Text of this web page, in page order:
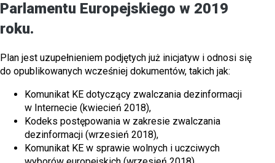
Parlamentu Europejskiego w 2019
roku.
Plan jest uzupełnieniem podjętych już inicjatyw i odnosi się
do opublikowanych wcześniej dokumentów, takich jak:
Komunikat KE dotyczący zwalczania dezinformacji
w Internecie (kwiecień 2018),
Kodeks postępowania w zakresie zwalczania
dezinformacji (wrzesień 2018),
Komunikat KE w sprawie wolnych i uczciwych